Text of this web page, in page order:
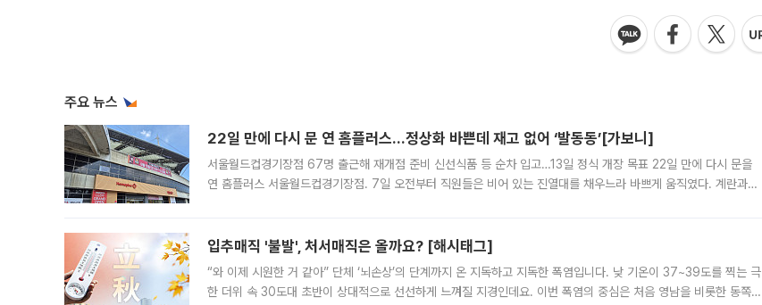
주요 뉴스
22일 만에 다시 문 연 홈플러스…정상화 바쁜데 재고 없어 ‘발동동’[가보니]
서울월드컵경기장점 67명 출근해 재개점 준비 신선식품 등 순차 입고…13일 정식 개장 목표 22일 만에 다시 문을
연 홈플러스 서울월드컵경기장점. 7일 오전부터 직원들은 비어 있는 진열대를 채우느라 바쁘게 움직였다. 계란과
입추매직 '불발', 처서매직은 올까요? [해시태그]
“와 이제 시원한 거 같아” 단체 ‘뇌손상’의 단계까지 온 지독하고 지독한 폭염입니다. 낮 기온이 37~39도를 찍는 극
한 더위 속 30도대 초반이 상대적으로 선선하게 느껴질 지경인데요. 이번 폭염의 중심은 처음 영남을 비롯한 동쪽